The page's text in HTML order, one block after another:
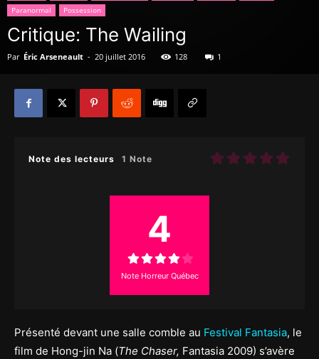
Paranormal
Possession
Critique: The Wailing
Par Éric Arseneault - 20 juillet 2016 128 1
Note des lecteurs 1 Note
4
Note Horreur Québec
Présenté devant une salle comble au Festival Fantasia, le
film de Hong-jin Na (The Chaser, Fantasia 2009) s’avère